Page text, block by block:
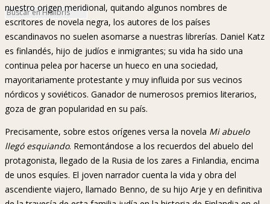
nuestro origen meridional, quitando algunos nombres de
escritores de novela negra, los autores de los países
escandinavos no suelen asomarse a nuestras librerías. Daniel Katz
es finlandés, hijo de judíos e inmigrantes; su vida ha sido una
continua pelea por hacerse un hueco en una sociedad,
mayoritariamente protestante y muy influida por sus vecinos
nórdicos y soviéticos. Ganador de numerosos premios literarios,
goza de gran popularidad en su país.
Precisamente, sobre estos orígenes versa la novela Mi abuelo
llegó esquiando. Remontándose a los recuerdos del abuelo del
protagonista, llegado de la Rusia de los zares a Finlandia, encima
de unos esquíes. El joven narrador cuenta la vida y obra del
ascendiente viajero, llamado Benno, de su hijo Arje y en definitiva